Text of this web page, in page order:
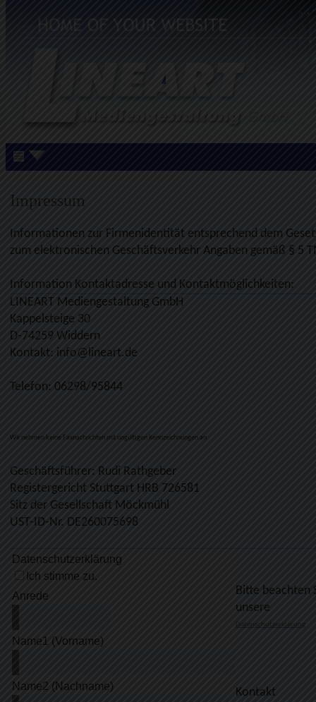
Impressum
Informationen zur Firmenidentität entsprechend dem
zum elektronischen Geschäftsverkehr Angaben gemäß § 5
Information Kontaktadresse und Kontaktmöglichkeiten:
LINEART Mediengestaltung GmbH
Kappelsteige 30
D-74259 Widdern
Kontakt: info@lineart.de
Telefon: 06298/95844
Wir nehmen keine Faxnachrichten mit ungültigen Kennzeichnungen an
Geschäftsführer: Rudi Rathgeber
Registergericht Stuttgart HRB 726581
Sitz der Gesellschaft Möckmühl
UST-ID-Nr. DE260075698
Bitte beachten
unsere
Datenschutzerklärung
Kontakt